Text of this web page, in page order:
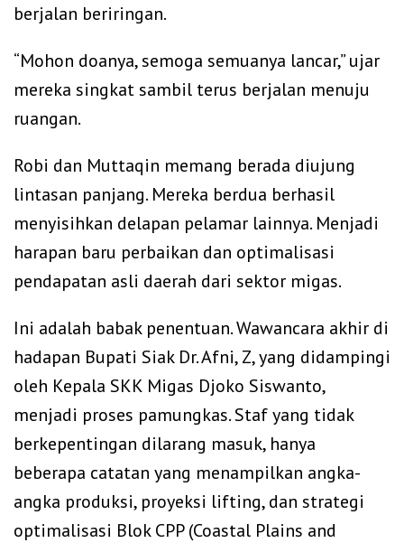
berjalan beriringan.
“Mohon doanya, semoga semuanya lancar,” ujar
mereka singkat sambil terus berjalan menuju
ruangan.
Robi dan Muttaqin memang berada diujung
lintasan panjang. Mereka berdua berhasil
menyisihkan delapan pelamar lainnya. Menjadi
harapan baru perbaikan dan optimalisasi
pendapatan asli daerah dari sektor migas.
Ini adalah babak penentuan. Wawancara akhir di
hadapan Bupati Siak Dr. Afni, Z, yang didampingi
oleh Kepala SKK Migas Djoko Siswanto,
menjadi proses pamungkas. Staf yang tidak
berkepentingan dilarang masuk, hanya
beberapa catatan yang menampilkan angka-
angka produksi, proyeksi lifting, dan strategi
optimalisasi Blok CPP (Coastal Plains and